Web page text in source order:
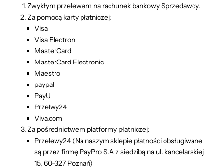
Zwykłym przelewem na rachunek bankowy Sprzedawcy.
Za pomocą karty płatniczej:
Visa
Visa Electron
MasterCard
MasterCard Electronic
Maestro
paypal
PayU
Przelwy24
Viva.com
Za pośrednictwem platformy płatniczej:
Przelewy24 (Na naszym sklepie płatności obsługiwane
są przez firmę PayPro S.A z siedzibą na ul. kancelarskiej
15, 60-327 Poznań)